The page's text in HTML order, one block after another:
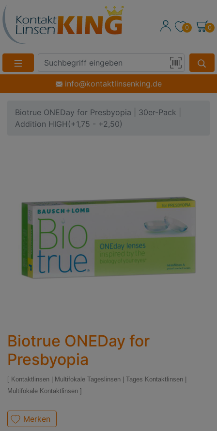
Suche
Eingabefeld
Produktsuche
Scan
0 0
info@kontaktlinsenking.de
Biotrue ONEDay for Presbyopia | 30er-Pack |
Addition HIGH(+1,75 - +2,50)
Biotrue ONEDay for
Presbyopia
Kontaktlinsen Multifokale Tageslinsen Tages Kontaktlinsen
Multifokale Kontaktlinsen
Merken